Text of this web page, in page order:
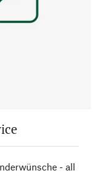
- all